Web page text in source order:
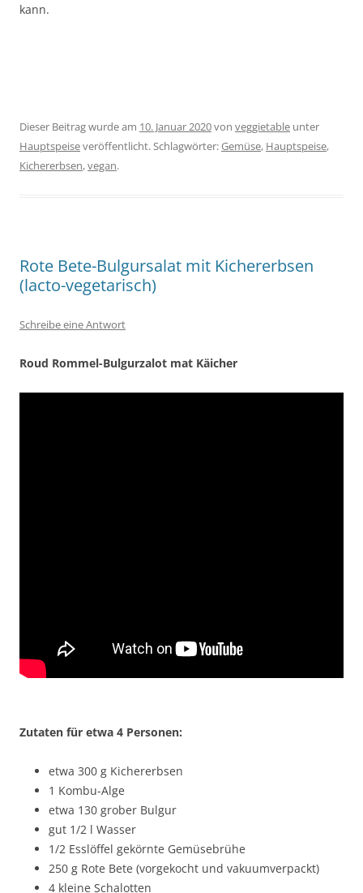
kann.
Dieser Beitrag wurde am 10. Januar 2020von veggietable unter
Hauptspeiseveröffentlicht. Schlagwörter:Gemüse, Hauptspeise,
Kichererbsen,vegan.
Rote Bete-Bulgursalat mit Kichererbsen
(lacto-vegetarisch)
Schreibe eine Antwort
Roud Rommel-Bulgurzalot mat Käicher
Zutaten für etwa 4 Personen:
etwa 300 g Kichererbsen
1 Kombu-Alge
etwa 130 grober Bulgur
gut 1/2 l Wasser
1/2 Esslöffel gekörnte Gemüsebrühe
250 g Rote Bete (vorgekocht und vakuumverpackt)
4 kleine Schalotten